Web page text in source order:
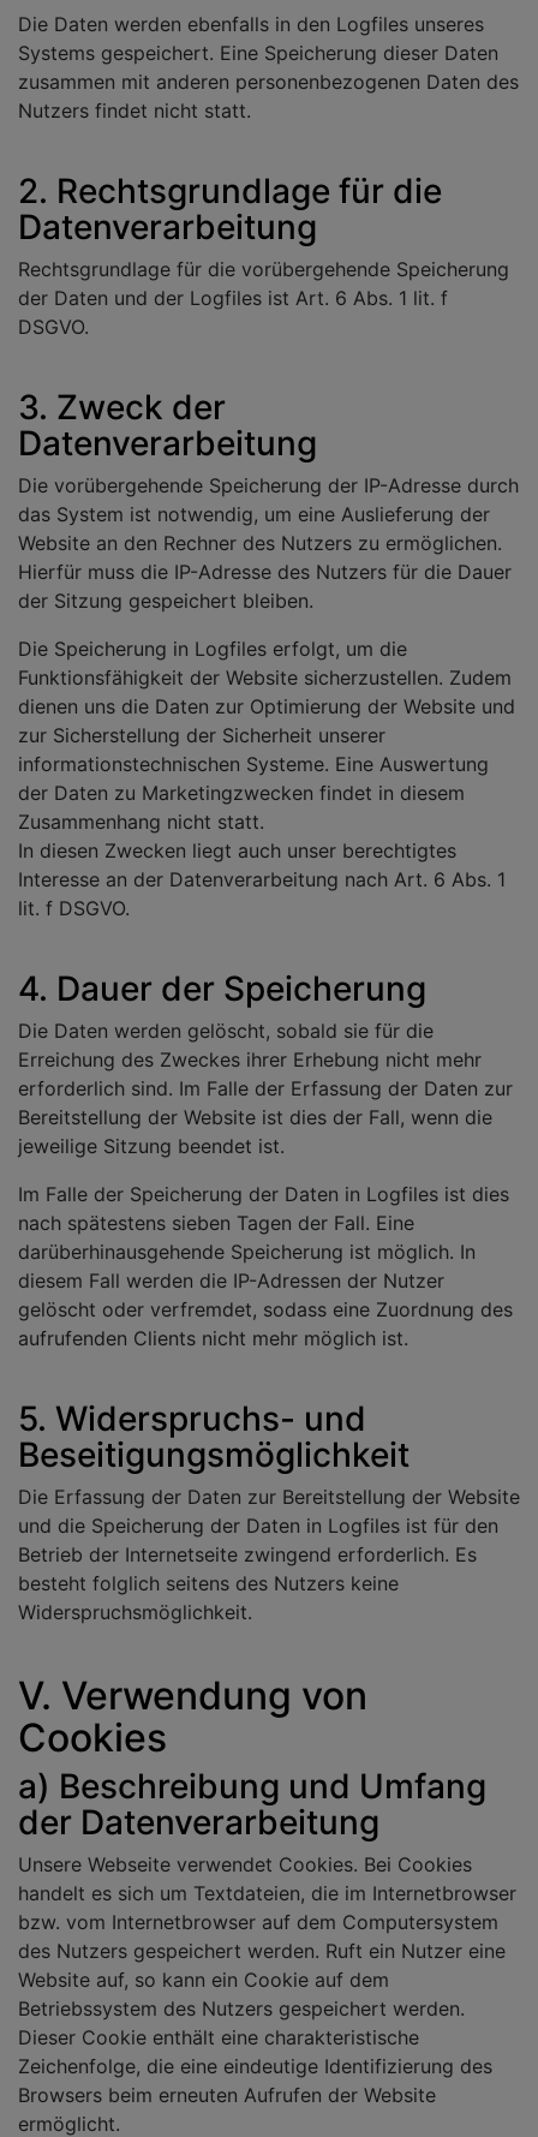
Die Daten werden ebenfalls in den Logfiles unseres
Systems gespeichert. Eine Speicherung dieser Daten
zusammen mit anderen personenbezogenen Daten des
Nutzers findet nicht statt.
2. Rechtsgrundlage für die
Datenverarbeitung
Rechtsgrundlage für die vorübergehende Speicherung
der Daten und der Logfiles ist Art. 6 Abs. 1 lit. f
DSGVO.
3. Zweck der
Datenverarbeitung
Die vorübergehende Speicherung der IP-Adresse durch
das System ist notwendig, um eine Auslieferung der
Website an den Rechner des Nutzers zu ermöglichen.
Hierfür muss die IP-Adresse des Nutzers für die Dauer
der Sitzung gespeichert bleiben.
Die Speicherung in Logfiles erfolgt, um die
Funktionsfähigkeit der Website sicherzustellen. Zudem
dienen uns die Daten zur Optimierung der Website und
zur Sicherstellung der Sicherheit unserer
informationstechnischen Systeme. Eine Auswertung
der Daten zu Marketingzwecken findet in diesem
Zusammenhang nicht statt.
In diesen Zwecken liegt auch unser berechtigtes
Interesse an der Datenverarbeitung nach Art. 6 Abs. 1
lit. f DSGVO.
4. Dauer der Speicherung
Die Daten werden gelöscht, sobald sie für die
Erreichung des Zweckes ihrer Erhebung nicht mehr
erforderlich sind. Im Falle der Erfassung der Daten zur
Bereitstellung der Website ist dies der Fall, wenn die
jeweilige Sitzung beendet ist.
Im Falle der Speicherung der Daten in Logfiles ist dies
nach spätestens sieben Tagen der Fall. Eine
darüberhinausgehende Speicherung ist möglich. In
diesem Fall werden die IP-Adressen der Nutzer
gelöscht oder verfremdet, sodass eine Zuordnung des
aufrufenden Clients nicht mehr möglich ist.
5. Widerspruchs- und
Beseitigungsmöglichkeit
Die Erfassung der Daten zur Bereitstellung der Website
und die Speicherung der Daten in Logfiles ist für den
Betrieb der Internetseite zwingend erforderlich. Es
besteht folglich seitens des Nutzers keine
Widerspruchsmöglichkeit.
V. Verwendung von
Cookies
a) Beschreibung und Umfang
der Datenverarbeitung
Unsere Webseite verwendet Cookies. Bei Cookies
handelt es sich um Textdateien, die im Internetbrowser
bzw. vom Internetbrowser auf dem Computersystem
des Nutzers gespeichert werden. Ruft ein Nutzer eine
Website auf, so kann ein Cookie auf dem
Betriebssystem des Nutzers gespeichert werden.
Dieser Cookie enthält eine charakteristische
Zeichenfolge, die eine eindeutige Identifizierung des
Browsers beim erneuten Aufrufen der Website
ermöglicht.